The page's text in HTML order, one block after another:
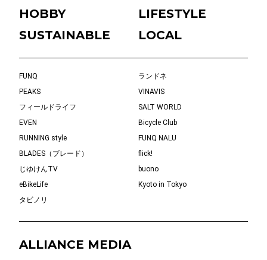
HOBBY
LIFESTYLE
SUSTAINABLE
LOCAL
FUNQ
ランドネ
PEAKS
VINAVIS
フィールドライフ
SALT WORLD
EVEN
Bicycle Club
RUNNING style
FUNQ NALU
BLADES（ブレード）
flick!
じゆけんTV
buono
eBikeLife
Kyoto in Tokyo
タビノリ
ALLIANCE MEDIA